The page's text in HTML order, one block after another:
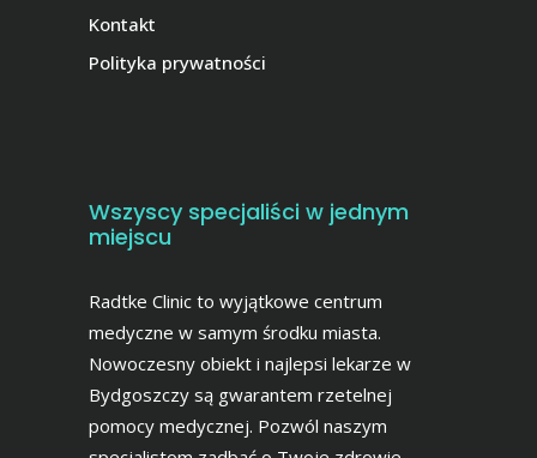
Kontakt
Polityka prywatności
Wszyscy specjaliści w jednym
miejscu
Radtke Clinic to wyjątkowe centrum
medyczne w samym środku miasta.
Nowoczesny obiekt i najlepsi lekarze w
Bydgoszczy są gwarantem rzetelnej
pomocy medycznej. Pozwól naszym